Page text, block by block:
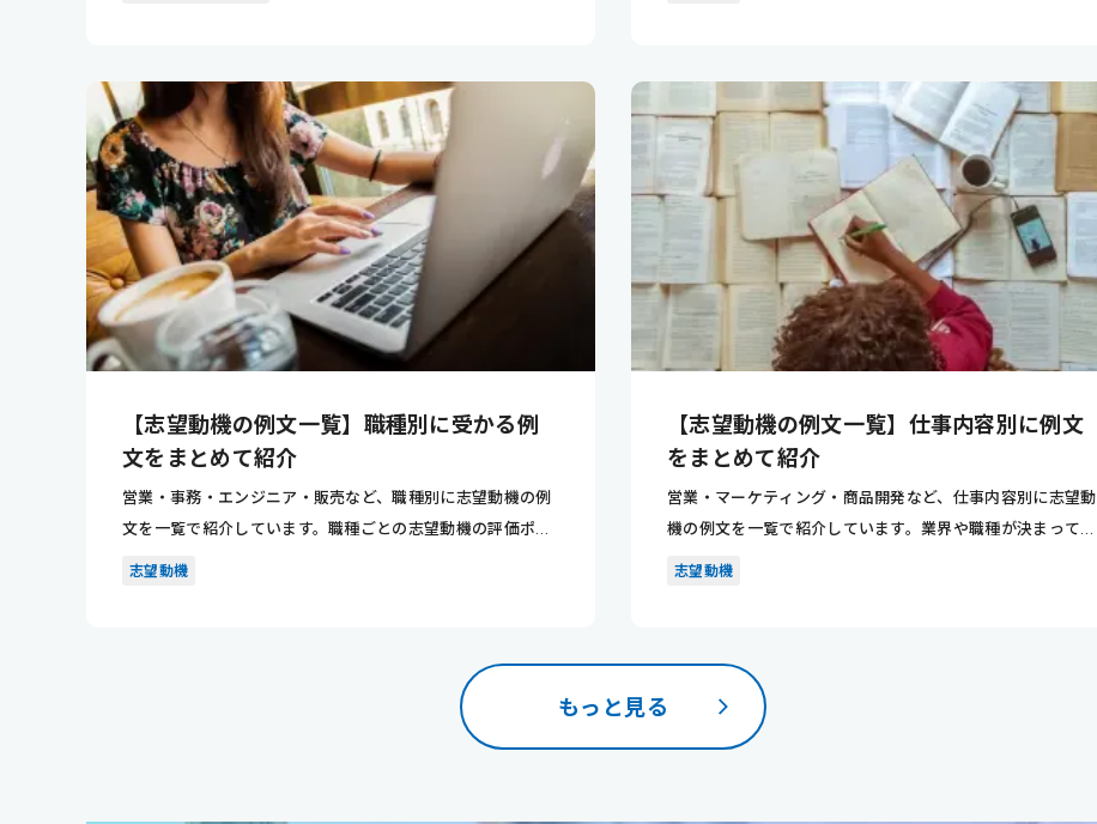
【志望動機の例文一覧】職種別に受かる例
文をまとめて紹介
営業・事務・エンジニア・販売など、職種別に志望動機の例
文を一覧で紹介しています。職種ごとの志望動機の評価ポイ
ントが分かり...
志望動機
【志望動機の例文一覧】仕事内容別に例文
をまとめて紹介
営業・マーケティング・商品開発など、仕事内容別に志望動
機の例文を一覧で紹介しています。業界や職種が決まってい
ない人でも、...
志望動機
もっと見る